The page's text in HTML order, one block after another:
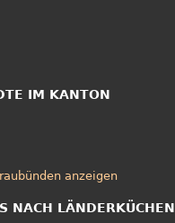
IM KANTON
anzeigen
NACH LÄNDERKÜCHEN